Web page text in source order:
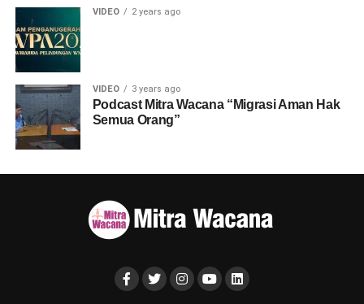
VIDEO 2 years ago
VIDEO 3 years ago
Podcast Mitra Wacana “Migrasi Aman Hak
Semua Orang”